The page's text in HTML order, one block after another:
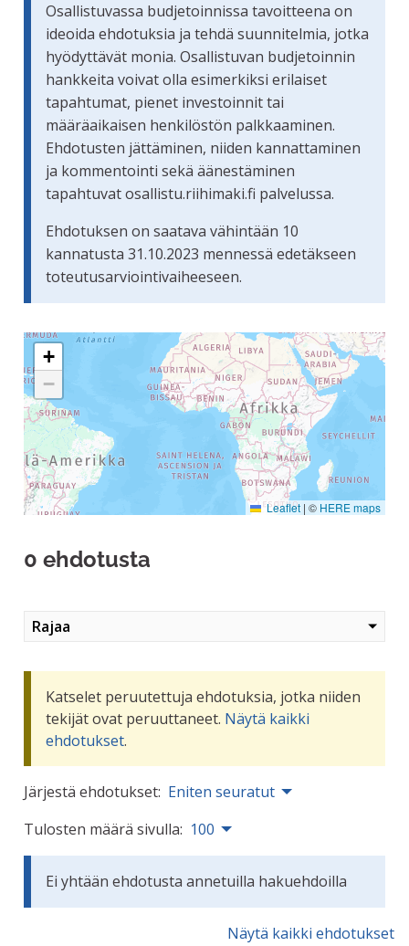
Osallistuvassa budjetoinnissa tavoitteena on
ideoida ehdotuksia ja tehdä suunnitelmia, jotka
hyödyttävät monia. Osallistuvan budjetoinnin
hankkeita voivat olla esimerkiksi erilaiset
tapahtumat, pienet investoinnit tai
määräaikaisen henkilöstön palkkaaminen.
Ehdotusten jättäminen, niiden kannattaminen
ja kommentointi sekä äänestäminen
tapahtuvat osallistu.riihimaki.fi palvelussa.
Ehdotuksen on saatava vähintään 10
kannatusta 31.10.2023 mennessä edetäkseen
toteutusarviointivaiheeseen.
Seuraavassa elementissä on kartta, joka esittää
+
−
Leaflet | © HERE maps
0 ehdotusta
Rajaa
Katselet peruutettuja ehdotuksia, jotka niiden
tekijät ovat peruuttaneet. Näytä kaikki
ehdotukset.
Järjestä ehdotukset: Eniten seuratut
Tulosten määrä sivulla: 100
Ei yhtään ehdotusta annetuilla hakuehdoilla
Näytä kaikki ehdotukset